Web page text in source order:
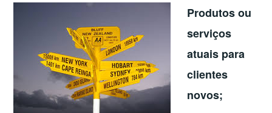
Produtos ou
serviços
atuais para
clientes
novos;